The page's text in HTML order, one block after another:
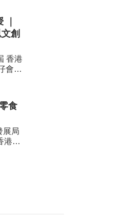
議
匯
家
、運
創
香港
會展
出
生
亨教
。
書
食
展局
港書
期
舉
日）